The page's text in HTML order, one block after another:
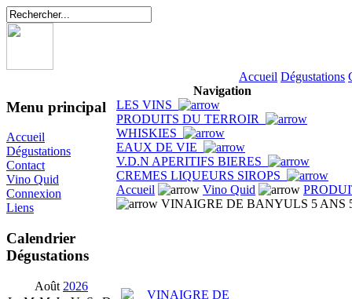
Accueil Dégustations
Menu principal
Accueil
Dégustations
Contact
Vino Quid
Connexion
Liens
Calendrier
Dégustations
Août 2026
Navigation
LES VINS
PRODUITS DU TERROIR
WHISKIES
EAUX DE VIE
V.D.N APERITIFS BIERES
CREMES LIQUEURS SIROPS
Accueil
Vino Quid
VINAIGRE DE BANYULS 5 ANS